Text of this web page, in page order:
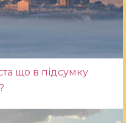
що в підсумку